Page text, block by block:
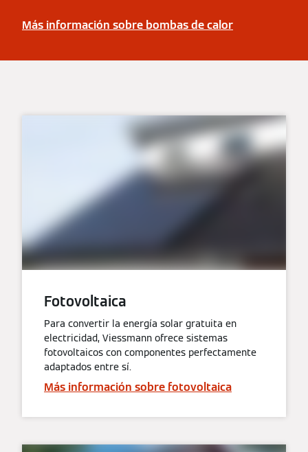
Más información sobre bombas de calor
Fotovoltaica
Para convertir la energía solar gratuita en
electricidad, Viessmann ofrece sistemas
fotovoltaicos con componentes perfectamente
adaptados entre sí.
Más información sobre fotovoltaica